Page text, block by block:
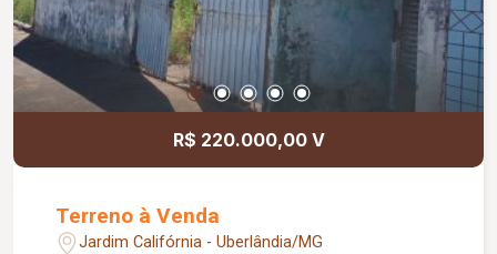
R$ 220.000,00 V
Terreno à Venda
Jardim Califórnia - Uberlândia/MG